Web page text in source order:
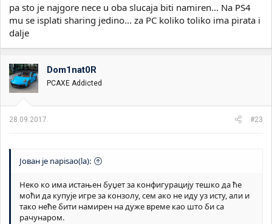
pa sto je najgore nece u oba slucaja biti namiren... Na PS4
mu se isplati sharing jedino... za PC koliko toliko ima pirata i
dalje
Dom1nat0R
PCAXE Addicted
28.09.2017. #23
Јован je napisao(la):
Неко ко има истањен буџет за конфигурацију тешко да ће
моћи да купује игре за конзолу, сем ако не иду уз исту, али и
тако неће бити намирен на дуже време као што би са
рачунаром.